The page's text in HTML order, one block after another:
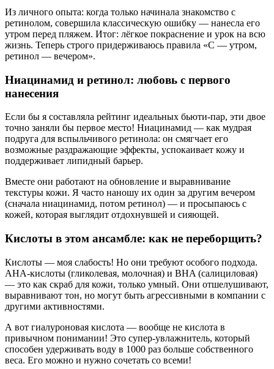
Из личного опыта: когда только начинала знакомство с
ретинолом, совершила классическую ошибку — нанесла его
утром перед пляжем. Итог: лёгкое покраснение и урок на всю
жизнь. Теперь строго придерживаюсь правила «С — утром,
ретинол — вечером».
Ниацинамид и ретинол: любовь с первого
нанесения
Если бы я составляла рейтинг идеальных бьюти-пар, эти двое
точно заняли бы первое место! Ниацинамид — как мудрая
подруга для вспыльчивого ретинола: он смягчает его
возможные раздражающие эффекты, успокаивает кожу и
поддерживает липидный барьер.
Вместе они работают на обновление и выравнивание
текстуры кожи. Я часто наношу их один за другим вечером
(сначала ниацинамид, потом ретинол) — и просыпаюсь с
кожей, которая выглядит отдохнувшей и сияющей.
Кислоты в этом ансамбле: как не переборщить?
Кислоты — моя слабость! Но они требуют особого подхода.
AHA-кислоты (гликолевая, молочная) и BHA (салициловая)
— это как скраб для кожи, только умный. Они отшелушивают,
выравнивают тон, но могут быть агрессивными в компании с
другими активностями.
А вот гиалуроновая кислота — вообще не кислота в
привычном понимании! Это супер-увлажнитель, который
способен удерживать воду в 1000 раз больше собственного
веса. Его можно и нужно сочетать со всеми!